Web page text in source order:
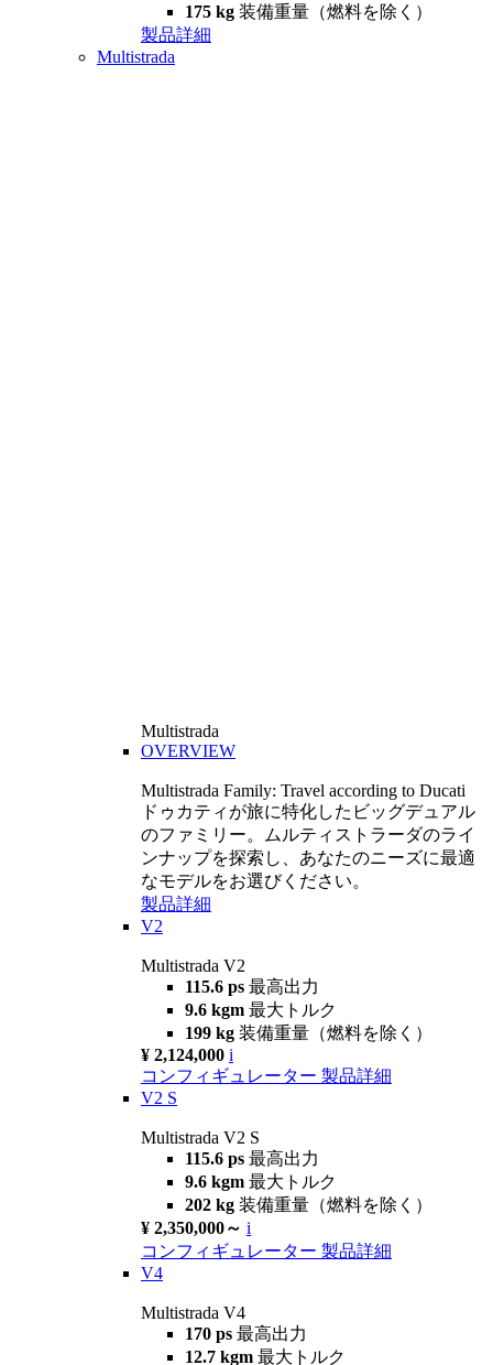
175 kg 装備重量（燃料を除く）
製品詳細
Multistrada
Multistrada
OVERVIEW
Multistrada Family: Travel according to Ducati
ドゥカティが旅に特化したビッグデュアル
のファミリー。ムルティストラーダのライ
ンナップを探索し、あなたのニーズに最適
なモデルをお選びください。
製品詳細
V2
Multistrada V2
115.6 ps 最高出力
9.6 kgm 最大トルク
199 kg 装備重量（燃料を除く）
¥ 2,124,000 i
コンフィギュレーター 製品詳細
V2 S
Multistrada V2 S
115.6 ps 最高出力
9.6 kgm 最大トルク
202 kg 装備重量（燃料を除く）
¥ 2,350,000～ i
コンフィギュレーター 製品詳細
V4
Multistrada V4
170 ps 最高出力
12.7 kgm 最大トルク